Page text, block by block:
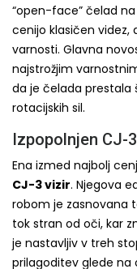
“open-face” čelad
cenijo klasičen videz,
varnosti. Glavna
najstrožjim
da je čelada prestala
rotacijskih sil.
Izpopolnjen CJ-
Ena izmed najbolj
CJ-3 vizir. Njegova
robom je zasnovana
tok stran od oči, kar
je nastavljiv v treh
prilagoditev glede na